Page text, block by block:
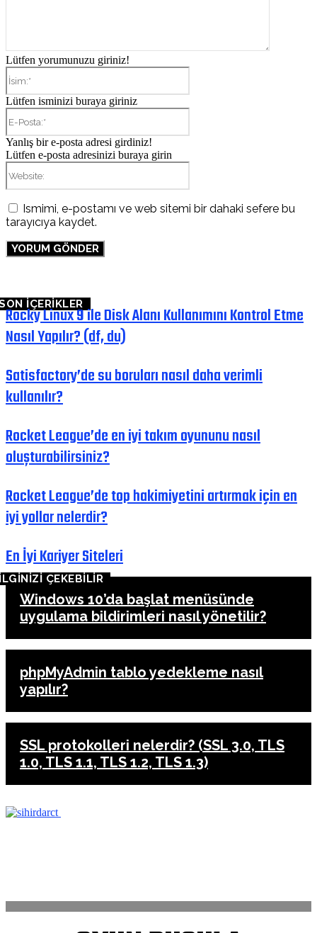
Lütfen yorumunuzu giriniz!
Lütfen isminizi buraya giriniz
Yanlış bir e-posta adresi girdiniz!
Lütfen e-posta adresinizi buraya girin
Ismimi, e-postamı ve web sitemi bir dahaki sefere bu
tarayıcıya kaydet.
İÇERİKLER
Rocky Linux 9 ile Disk Alanı Kullanımını Kontrol Etme
Nasıl Yapılır? (df, du)
Satisfactory’de su boruları nasıl daha verimli
kullanılır?
Rocket League’de en iyi takım oyununu nasıl
oluşturabilirsiniz?
Rocket League’de top hakimiyetini artırmak için en
iyi yollar nelerdir?
En İyi Kariyer Siteleri
ÇEKEBİLİR
Windows 10’da başlat menüsünde
uygulama bildirimleri nasıl yönetilir?
phpMyAdmin tablo yedekleme nasıl
yapılır?
SSL protokolleri nelerdir? (SSL 3.0, TLS
1.0, TLS 1.1, TLS 1.2, TLS 1.3)